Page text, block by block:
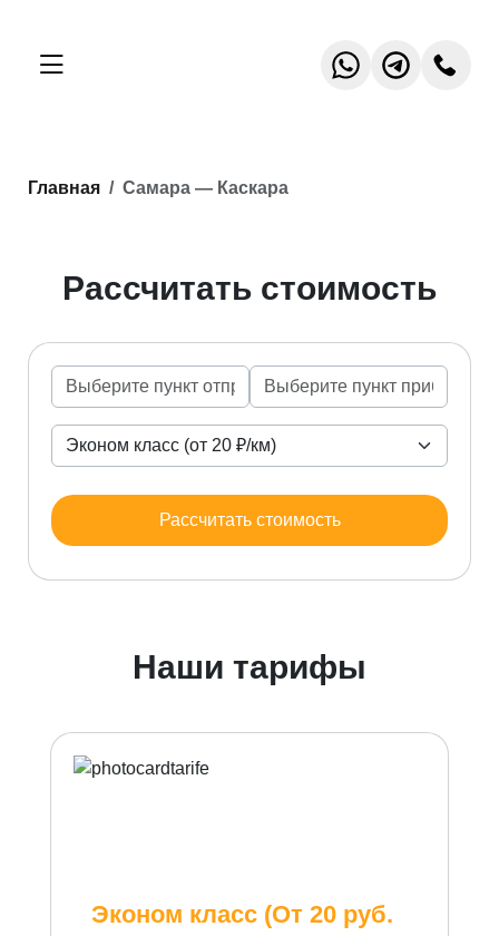
Главная Самара — Каскара
Рассчитать стоимость
Рассчитать стоимость
Наши тарифы
Эконом класс (От 20 руб.